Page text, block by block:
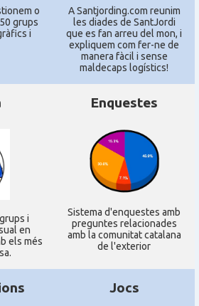
o
grups
i
A Santjording.com reunim
les diades de SantJordi
que es fan arreu del mon, i
expliquem com fer-ne de
manera fàcil i sense
maldecaps logí­stics!
i
en
els més
Enquestes
Sistema d'enquestes amb
preguntes relacionades
amb la comunitat catalana
de l'exterior
Jocs